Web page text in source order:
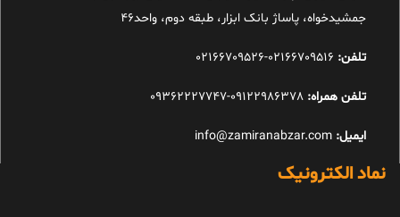
جمشیدخواه، پاساژ بانک ابزار، طبقه دوم، واحد46
تلفن:
تلفن همراه: 09122986378-09362227747
ایمیل:
نماد الکترونیک